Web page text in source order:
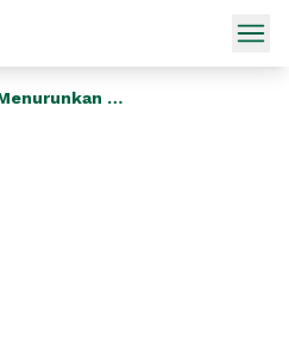
Cara Menurunkan Berat Badan Dengan Resep Olahan Susu Rendah Lemak